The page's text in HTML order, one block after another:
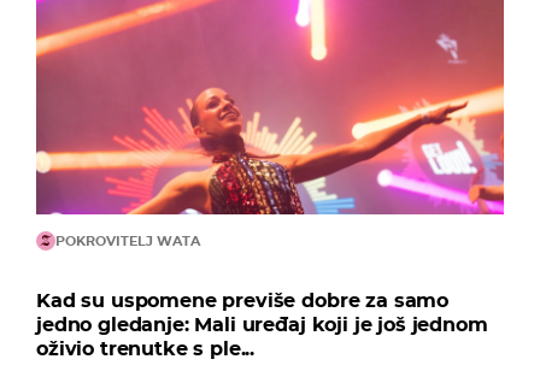
POKROVITELJ WATA
Kad su uspomene previše dobre za samo
jedno gledanje: Mali uređaj koji je još jednom
oživio trenutke s ple...